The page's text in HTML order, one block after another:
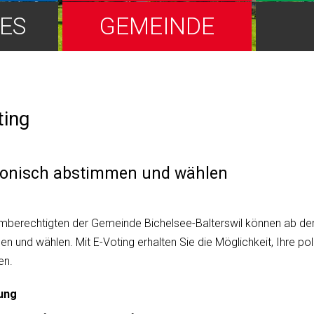
GEMEINDE
abstimmen und wählen
der Gemeinde Bichelsee-Balterswil können ab
und wählen. Mit E-Voting erhalten Sie die Möglichkeit, Ihre